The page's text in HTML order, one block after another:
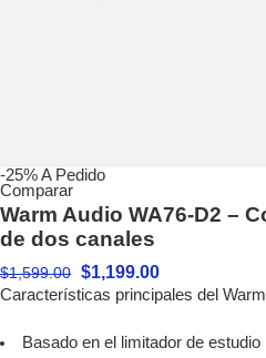
-25%A Pedido
Comparar
Warm Audio WA76-D2 –
de dos canales
$1,599.00 $1,199.00
Características principales del
Basado en el limitador de